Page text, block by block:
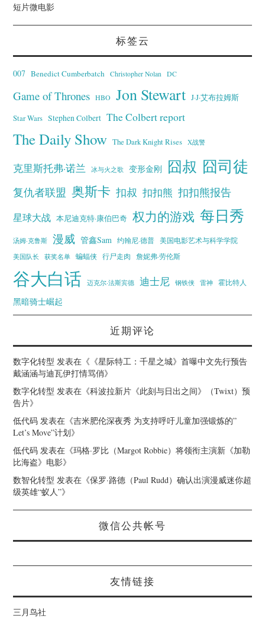
短片微电影
标签云
007 Benedict Cumberbatch Christopher Nolan DC
Game of Thrones HBO Jon Stewart J·J·艾布拉姆斯
Star Wars Stephen Colbert The Colbert report
The Daily Show The Dark Knight Rises X战警
克里斯托弗·诺兰 冰与火之歌 变形金刚 囧叔 囧司徒
复仇者联盟 奥斯卡 扣叔 扣扣熊 扣扣熊报告
星球大战 本尼迪克特·康伯巴奇 权力的游戏 每日秀
汤姆·克鲁斯 漫威 管鑫Sam 约翰尼·德普
美国电影艺术与科学学院
美国队长
获奖名单 蝙蝠侠 行尸走肉 詹妮弗·劳伦斯
谷大白话 迈克尔·法斯宾德 迪士尼 钢铁侠 雷神 霍比特人
黑暗骑士崛起
近期评论
数字化转型 发表在《 《星际特工：千星之城》首曝中文先行预告
戴涵涵与迪瓦伊打情骂俏》
数字化转型 发表在《科波拉新片《此刻与日出之间》（Twixt）预
告片》
低代码 发表在《吉米肥伦深夜秀 为支持呼吁儿童加强锻炼的”
Let’s Move”计划》
低代码 发表在《玛格·罗比（Margot Robbie）将领衔主演新《加勒
比海盗》电影》
数智化转型 发表在《保罗·路德（Paul Rudd）确认出演漫威迷你超
级英雄“蚁人”》
微信公共帐号
友情链接
三月鸟社